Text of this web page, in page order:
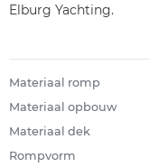
Elburg Yachting.
Materiaal romp
Materiaal opbouw
Materiaal dek
Rompvorm